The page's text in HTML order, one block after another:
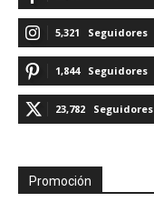
5,321 Seguidores
1,844 Seguidores
23,782 Seguidores
Promoción